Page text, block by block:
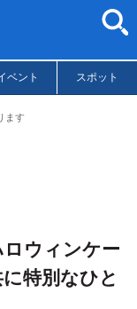
ベント スポット
ます
ウィンケー
特別なひと